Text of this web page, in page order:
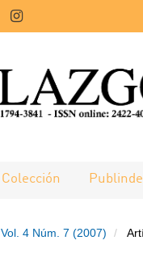
Colección
Vol. 4 Núm. 7 (2007)